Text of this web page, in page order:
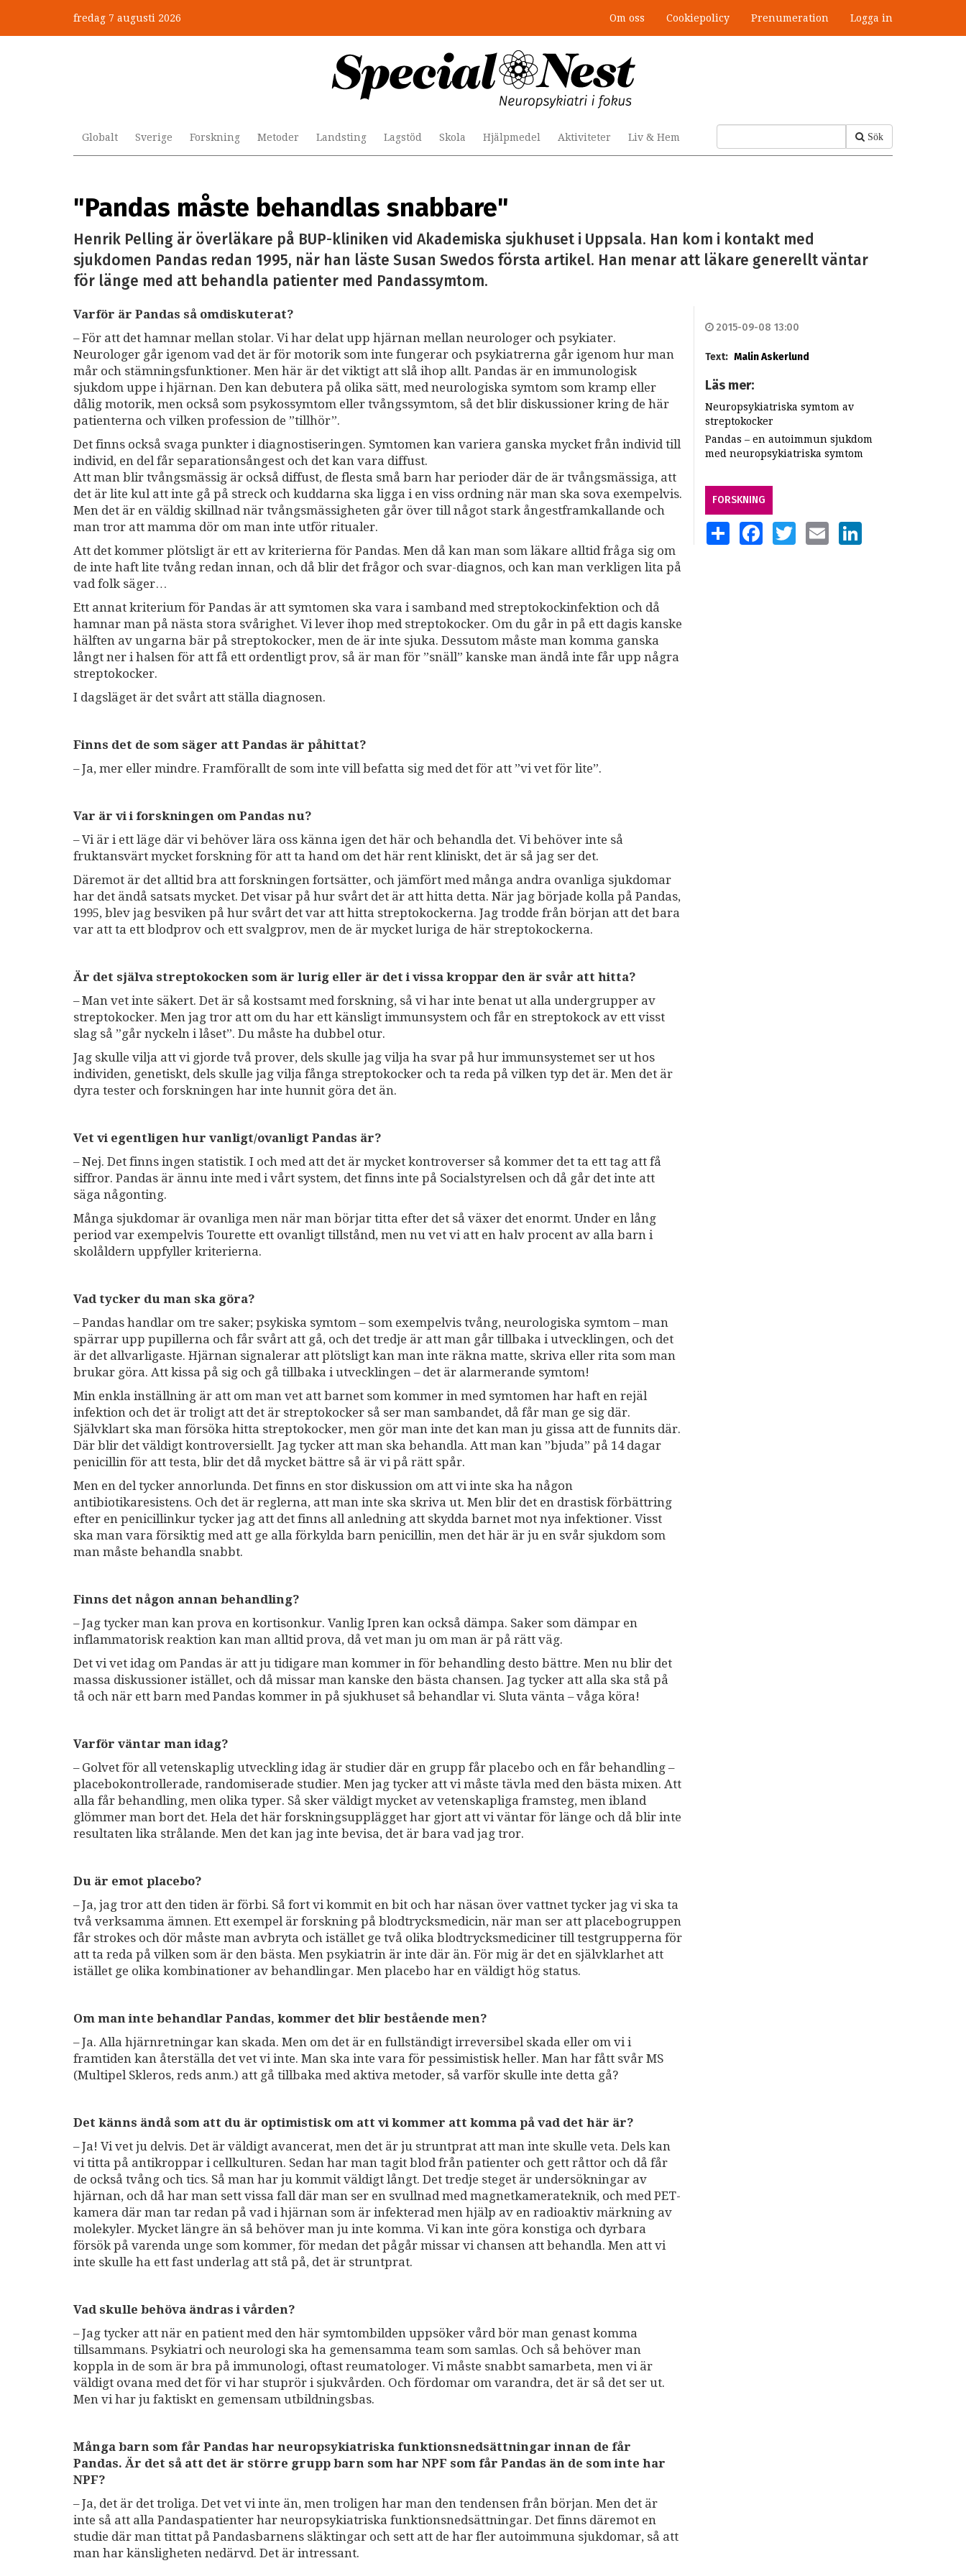
huvudinnehåll
fredag 7 augusti 2026 Om oss Cookiepolicy Prenumeration Logga in
Sök
Globalt Sverige Forskning Metoder Landsting Lagstöd Skola Hjälpmedel Aktiviteter Liv & Hem
"Pandas måste behandlas snabbare"
Henrik Pelling är överläkare på BUP-kliniken vid Akademiska sjukhuset i Uppsala. Han kom i kontakt med
sjukdomen Pandas redan 1995, när han läste Susan Swedos första artikel. Han menar att läkare generellt väntar
för länge med att behandla patienter med Pandassymtom.
Varför är Pandas så omdiskuterat?
– För att det hamnar mellan stolar. Vi har delat upp hjärnan mellan neurologer och psykiater.
Neurologer går igenom vad det är för motorik som inte fungerar och psykiatrerna går igenom hur man
mår och stämningsfunktioner. Men här är det viktigt att slå ihop allt. Pandas är en immunologisk
sjukdom uppe i hjärnan. Den kan debutera på olika sätt, med neurologiska symtom som kramp eller
dålig motorik, men också som psykossymtom eller tvångssymtom, så det blir diskussioner kring de här
patienterna och vilken profession de ”tillhör”.
Det finns också svaga punkter i diagnostiseringen. Symtomen kan variera ganska mycket från individ till
individ, en del får separationsångest och det kan vara diffust.
Att man blir tvångsmässig är också diffust, de flesta små barn har perioder där de är tvångsmässiga, att
det är lite kul att inte gå på streck och kuddarna ska ligga i en viss ordning när man ska sova exempelvis.
Men det är en väldig skillnad när tvångsmässigheten går över till något stark ångestframkallande och
man tror att mamma dör om man inte utför ritualer.
Att det kommer plötsligt är ett av kriterierna för Pandas. Men då kan man som läkare alltid fråga sig om
de inte haft lite tvång redan innan, och då blir det frågor och svar-diagnos, och kan man verkligen lita på
vad folk säger…
Ett annat kriterium för Pandas är att symtomen ska vara i samband med streptokockinfektion och då
hamnar man på nästa stora svårighet. Vi lever ihop med streptokocker. Om du går in på ett dagis kanske
hälften av ungarna bär på streptokocker, men de är inte sjuka. Dessutom måste man komma ganska
långt ner i halsen för att få ett ordentligt prov, så är man för ”snäll” kanske man ändå inte får upp några
streptokocker.
I dagsläget är det svårt att ställa diagnosen.
Finns det de som säger att Pandas är påhittat?
– Ja, mer eller mindre. Framförallt de som inte vill befatta sig med det för att ”vi vet för lite”.
Var är vi i forskningen om Pandas nu?
– Vi är i ett läge där vi behöver lära oss känna igen det här och behandla det. Vi behöver inte så
fruktansvärt mycket forskning för att ta hand om det här rent kliniskt, det är så jag ser det.
Däremot är det alltid bra att forskningen fortsätter, och jämfört med många andra ovanliga sjukdomar
har det ändå satsats mycket. Det visar på hur svårt det är att hitta detta. När jag började kolla på Pandas,
1995, blev jag besviken på hur svårt det var att hitta streptokockerna. Jag trodde från början att det bara
var att ta ett blodprov och ett svalgprov, men de är mycket luriga de här streptokockerna.
Är det själva streptokocken som är lurig eller är det i vissa kroppar den är svår att hitta?
– Man vet inte säkert. Det är så kostsamt med forskning, så vi har inte benat ut alla undergrupper av
streptokocker. Men jag tror att om du har ett känsligt immunsystem och får en streptokock av ett visst
slag så ”går nyckeln i låset”. Du måste ha dubbel otur.
Jag skulle vilja att vi gjorde två prover, dels skulle jag vilja ha svar på hur immunsystemet ser ut hos
individen, genetiskt, dels skulle jag vilja fånga streptokocker och ta reda på vilken typ det är. Men det är
dyra tester och forskningen har inte hunnit göra det än.
Vet vi egentligen hur vanligt/ovanligt Pandas är?
– Nej. Det finns ingen statistik. I och med att det är mycket kontroverser så kommer det ta ett tag att få
siffror. Pandas är ännu inte med i vårt system, det finns inte på Socialstyrelsen och då går det inte att
säga någonting.
Många sjukdomar är ovanliga men när man börjar titta efter det så växer det enormt. Under en lång
period var exempelvis Tourette ett ovanligt tillstånd, men nu vet vi att en halv procent av alla barn i
skolåldern uppfyller kriterierna.
Vad tycker du man ska göra?
– Pandas handlar om tre saker; psykiska symtom – som exempelvis tvång, neurologiska symtom – man
spärrar upp pupillerna och får svårt att gå, och det tredje är att man går tillbaka i utvecklingen, och det
är det allvarligaste. Hjärnan signalerar att plötsligt kan man inte räkna matte, skriva eller rita som man
brukar göra. Att kissa på sig och gå tillbaka i utvecklingen – det är alarmerande symtom!
Min enkla inställning är att om man vet att barnet som kommer in med symtomen har haft en rejäl
infektion och det är troligt att det är streptokocker så ser man sambandet, då får man ge sig där.
Självklart ska man försöka hitta streptokocker, men gör man inte det kan man ju gissa att de funnits där.
Där blir det väldigt kontroversiellt. Jag tycker att man ska behandla. Att man kan ”bjuda” på 14 dagar
penicillin för att testa, blir det då mycket bättre så är vi på rätt spår.
Men en del tycker annorlunda. Det finns en stor diskussion om att vi inte ska ha någon
antibiotikaresistens. Och det är reglerna, att man inte ska skriva ut. Men blir det en drastisk förbättring
efter en penicillinkur tycker jag att det finns all anledning att skydda barnet mot nya infektioner. Visst
ska man vara försiktig med att ge alla förkylda barn penicillin, men det här är ju en svår sjukdom som
man måste behandla snabbt.
Finns det någon annan behandling?
– Jag tycker man kan prova en kortisonkur. Vanlig Ipren kan också dämpa. Saker som dämpar en
inflammatorisk reaktion kan man alltid prova, då vet man ju om man är på rätt väg.
Det vi vet idag om Pandas är att ju tidigare man kommer in för behandling desto bättre. Men nu blir det
massa diskussioner istället, och då missar man kanske den bästa chansen. Jag tycker att alla ska stå på
tå och när ett barn med Pandas kommer in på sjukhuset så behandlar vi. Sluta vänta – våga köra!
Varför väntar man idag?
– Golvet för all vetenskaplig utveckling idag är studier där en grupp får placebo och en får behandling –
placebokontrollerade, randomiserade studier. Men jag tycker att vi måste tävla med den bästa mixen. Att
alla får behandling, men olika typer. Så sker väldigt mycket av vetenskapliga framsteg, men ibland
glömmer man bort det. Hela det här forskningsupplägget har gjort att vi väntar för länge och då blir inte
resultaten lika strålande. Men det kan jag inte bevisa, det är bara vad jag tror.
Du är emot placebo?
– Ja, jag tror att den tiden är förbi. Så fort vi kommit en bit och har näsan över vattnet tycker jag vi ska ta
två verksamma ämnen. Ett exempel är forskning på blodtrycksmedicin, när man ser att placebogruppen
får strokes och dör måste man avbryta och istället ge två olika blodtrycksmediciner till testgrupperna för
att ta reda på vilken som är den bästa. Men psykiatrin är inte där än. För mig är det en självklarhet att
istället ge olika kombinationer av behandlingar. Men placebo har en väldigt hög status.
Om man inte behandlar Pandas, kommer det blir bestående men?
– Ja. Alla hjärnretningar kan skada. Men om det är en fullständigt irreversibel skada eller om vi i
framtiden kan återställa det vet vi inte. Man ska inte vara för pessimistisk heller. Man har fått svår MS
(Multipel Skleros, reds anm.) att gå tillbaka med aktiva metoder, så varför skulle inte detta gå?
Det känns ändå som att du är optimistisk om att vi kommer att komma på vad det här är?
– Ja! Vi vet ju delvis. Det är väldigt avancerat, men det är ju struntprat att man inte skulle veta. Dels kan
vi titta på antikroppar i cellkulturen. Sedan har man tagit blod från patienter och gett råttor och då får
de också tvång och tics. Så man har ju kommit väldigt långt. Det tredje steget är undersökningar av
hjärnan, och då har man sett vissa fall där man ser en svullnad med magnetkamerateknik, och med PET-
kamera där man tar redan på vad i hjärnan som är infekterad men hjälp av en radioaktiv märkning av
molekyler. Mycket längre än så behöver man ju inte komma. Vi kan inte göra konstiga och dyrbara
försök på varenda unge som kommer, för medan det pågår missar vi chansen att behandla. Men att vi
inte skulle ha ett fast underlag att stå på, det är struntprat.
Vad skulle behöva ändras i vården?
– Jag tycker att när en patient med den här symtombilden uppsöker vård bör man genast komma
tillsammans. Psykiatri och neurologi ska ha gemensamma team som samlas. Och så behöver man
koppla in de som är bra på immunologi, oftast reumatologer. Vi måste snabbt samarbeta, men vi är
väldigt ovana med det för vi har stuprör i sjukvården. Och fördomar om varandra, det är så det ser ut.
Men vi har ju faktiskt en gemensam utbildningsbas.
Många barn som får Pandas har neuropsykiatriska funktionsnedsättningar innan de får
Pandas. Är det så att det är större grupp barn som har NPF som får Pandas än de som inte har
NPF?
– Ja, det är det troliga. Det vet vi inte än, men troligen har man den tendensen från början. Men det är
inte så att alla Pandaspatienter har neuropsykiatriska funktionsnedsättningar. Det finns däremot en
studie där man tittat på Pandasbarnens släktingar och sett att de har fler autoimmuna sjukdomar, så att
man har känsligheten nedärvd. Det är intressant.
2015-09-08 13:00
Text: Malin Askerlund
Läs mer:
Neuropsykiatriska symtom av
streptokocker
Pandas – en autoimmun sjukdom
med neuropsykiatriska symtom
FORSKNING
SHARE FACEBOOKTWITTEREMAIL LINKEDIN